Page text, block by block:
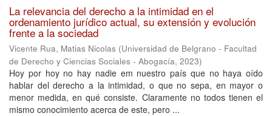
La relevancia del derecho a la intimidad en el
ordenamiento jurídico actual, su extensión y evolución
frente a la sociedad
Vicente Rua, Matias Nicolas (Universidad de Belgrano - Facultad
de Derecho y Ciencias Sociales - Abogacía, 2023)
Hoy por hoy no hay nadie em nuestro país que no haya oído
hablar del derecho a la intimidad, o que no sepa, en mayor o
menor medida, en qué consiste. Claramente no todos tienen el
mismo conocimiento acerca de este, pero ...